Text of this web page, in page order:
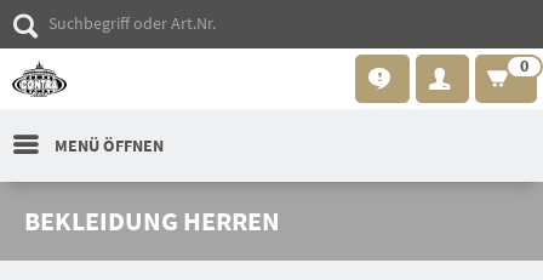
0
MENÜ ÖFFNEN
BEKLEIDUNG HERREN